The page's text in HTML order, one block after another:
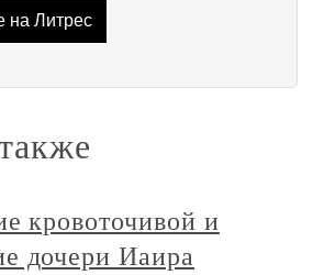
на Литрес
кровоточивой и
дочери Иаира